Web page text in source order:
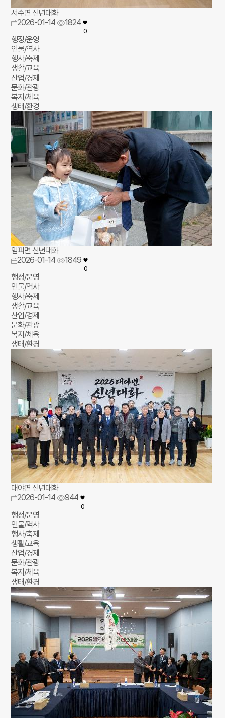
서수면 신년대화
2026-01-14
1824
0
행정/운영
인물/역사
행사/축제
생활/교육
산업/경제
문화/관광
복지/체육
생태/환경
임피면 신년대화
2026-01-14
1849
0
행정/운영
인물/역사
행사/축제
생활/교육
산업/경제
문화/관광
복지/체육
생태/환경
대야면 신년대화
2026-01-14
944
0
행정/운영
인물/역사
행사/축제
생활/교육
산업/경제
문화/관광
복지/체육
생태/환경